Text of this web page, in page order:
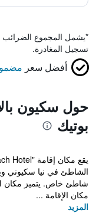
*يشمل المجموع الضرائب
تسجيل المغادرة.
أفضل سعر
حول سكيون
بوتيك
الشاطئ في نيا سكيوني
شاطئ خاص. يتميز مكان
مكان الإقامة ...
المزيد